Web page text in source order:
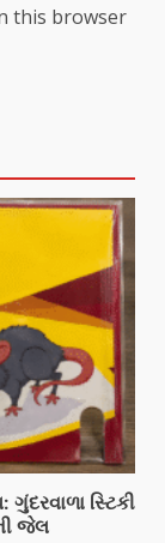
this browser
ગુંદરવાળા સ્ટિકી
જેલ